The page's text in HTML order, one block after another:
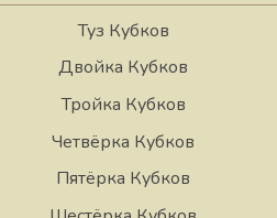
Туз Кубков
Двойка Кубков
Тройка Кубков
Четвёрка Кубков
Пятёрка Кубков